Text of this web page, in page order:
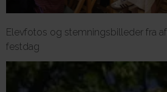
Elevfotos og stemningsbilleder fra
festdag